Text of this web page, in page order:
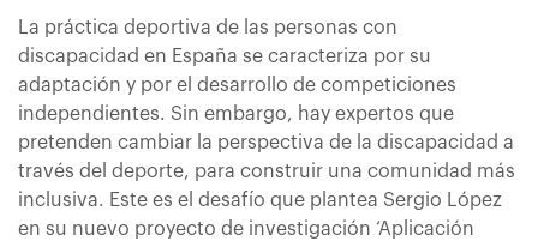
La práctica deportiva de las personas con
discapacidad en España se caracteriza por su
adaptación y por el desarrollo de competiciones
independientes. Sin embargo, hay expertos que
pretenden cambiar la perspectiva de la discapacidad a
través del deporte, para construir una comunidad más
inclusiva. Este es el desafío que plantea Sergio López
en su nuevo proyecto de investigación ‘Aplicación